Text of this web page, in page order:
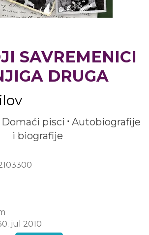
SAVREMENICI
DRUGA
Domaći pisci
Autobiografije
i biografije
jul 2010